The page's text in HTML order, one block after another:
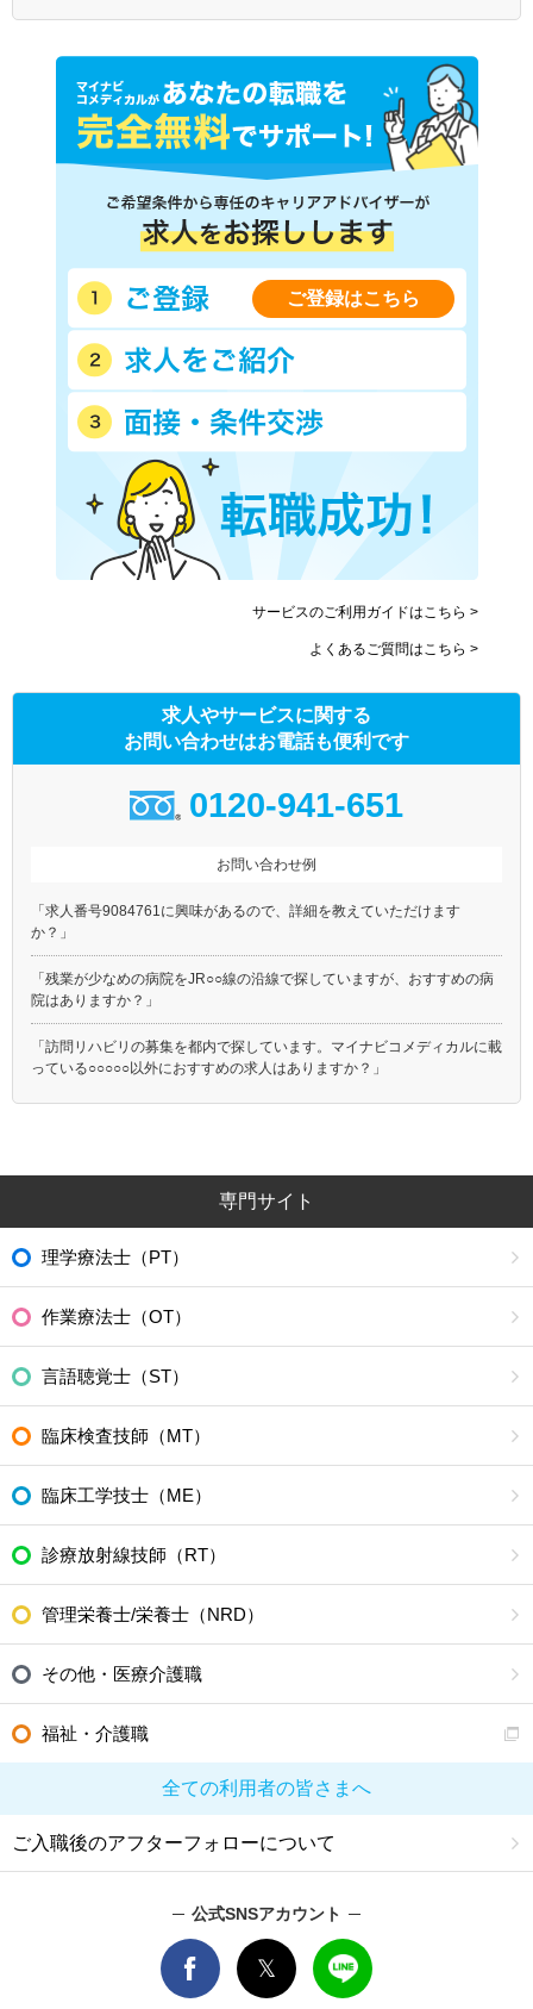
ご登録はこちら
サービスのご利用ガイドはこちら >
よくあるご質問はこちら >
求人やサービスに関する
お問い合わせはお電話も便利です
0120-941-651
お問い合わせ例
「求人番号9084761に興味があるので、詳細を教えていただけます
か？」
「残業が少なめの病院をJR○○線の沿線で探していますが、おすすめの病
院はありますか？」
「訪問リハビリの募集を都内で探しています。マイナビコメディカルに載
っている○○○○○以外におすすめの求人はありますか？」
専門サイト
理学療法士（PT）
作業療法士（OT）
言語聴覚士（ST）
臨床検査技師（MT）
臨床工学技士（ME）
診療放射線技師（RT）
管理栄養士/栄養士（NRD）
その他・医療介護職
福祉・介護職
全ての利用者の皆さまへ
ご入職後のアフターフォローについて
公式SNSアカウント